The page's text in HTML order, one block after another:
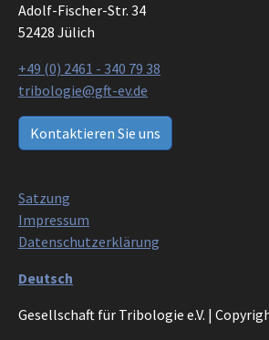
Adolf-Fischer-Str. 34
52428 Jülich
+49 (0) 2461 - 340 79 38
tribologie@gft-ev.de
Kontaktieren Sie uns
Satzung
Impressum
Datenschutzerklärung
Deutsch
Gesellschaft für Tribologie e.V. |